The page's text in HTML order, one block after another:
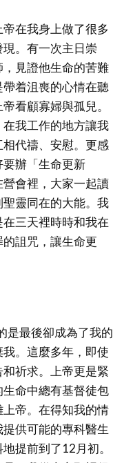
在我身上做了很多
。有一次主日崇
見證他生命的苦難
着沮喪的心情在聽
看顧寡婦與孤兒。
我工作的地方讓我
代禱、安慰。更感
辦「生命更新
會裡，大家一起讀
靈同在的大能。我
三天裡時時和我在
詛咒，讓生命更
是最後卻成為了我的
。這麼多年，即使
祈求。上帝更是緊
命中總有基督徒包
帝。在得知我的情
供可能的專科醫生
提前到了12月初。